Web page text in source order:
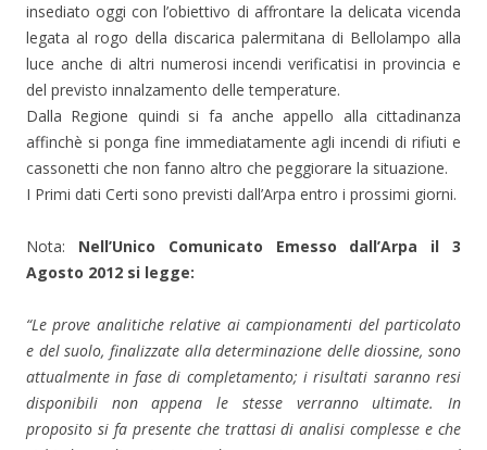
insediato oggi con l’obiettivo di affrontare la delicata vicenda
legata al rogo della discarica palermitana di Bellolampo alla
luce anche di altri numerosi incendi verificatisi in provincia e
del previsto innalzamento delle temperature.
Dalla Regione quindi si fa anche appello alla cittadinanza
affinchè si ponga fine immediatamente agli incendi di rifiuti e
cassonetti che non fanno altro che peggiorare la situazione.
I Primi dati Certi sono previsti dall’Arpa entro i prossimi giorni.
Nota: Nell’Unico Comunicato Emesso dall’Arpa il 3
Agosto 2012 si legge:
“Le prove analitiche relative ai campionamenti del particolato
e del suolo, finalizzate alla determinazione delle diossine, sono
attualmente in fase di completamento; i risultati saranno resi
disponibili non appena le stesse verranno ultimate. In
proposito si fa presente che trattasi di analisi complesse e che